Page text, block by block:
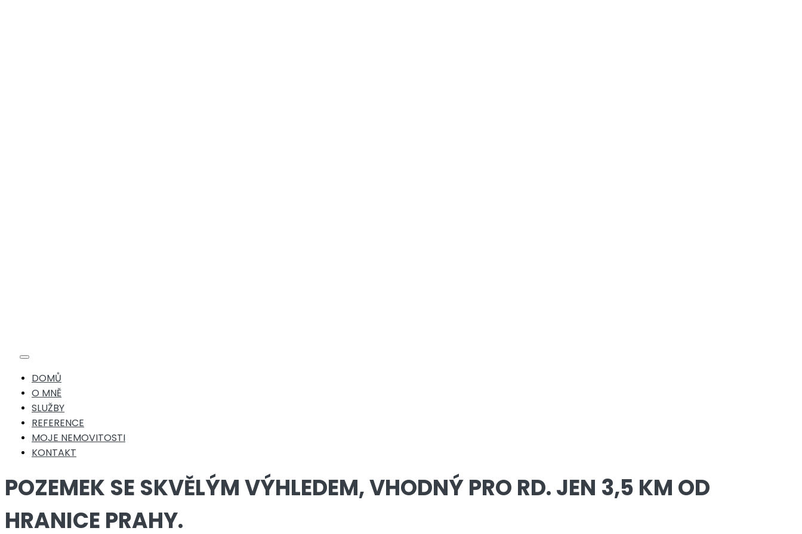
Toggle
Navigation
DOMŮ
O MNĚ
SLUŽBY
REFERENCE
MOJE NEMOVITOSTI
KONTAKT
POZEMEK SE SKVĚLÝM VÝHLEDEM, VHODNÝ PRO RD. JEN 3,5 KM OD
HRANICE PRAHY.